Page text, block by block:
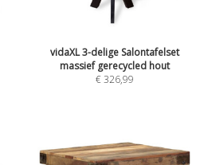
vidaXL 3-delige Salontafelset
massief gerecycled hout
€326,99